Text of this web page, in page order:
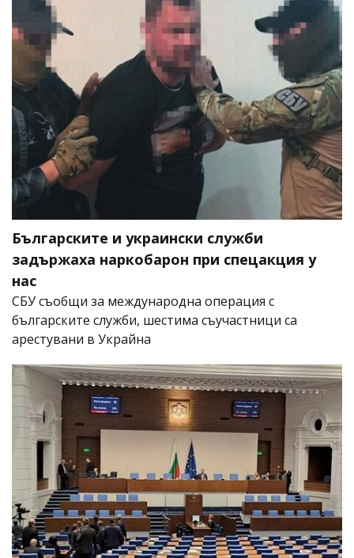
Българските и украински служби
задържаха наркобарон при спецакция у
нас
СБУ съобщи за международна операция с
българските служби, шестима съучастници са
арестувани в Украйна